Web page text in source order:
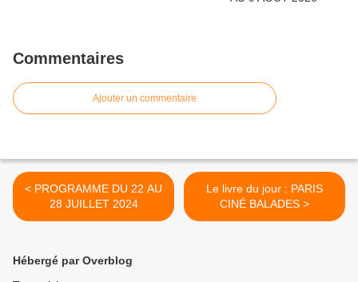
Commentaires
Ajouter un commentaire
< PROGRAMME DU 22 AU
28 JUILLET 2024
Le livre du jour : PARIS
CINÉ BALADES >
Hébergé par Overblog